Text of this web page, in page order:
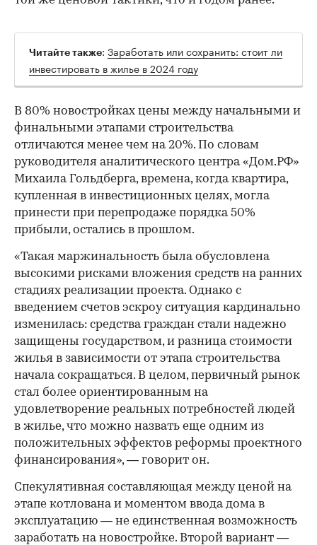
Читайте также: Заработать или сохранить: стоит ли
инвестировать в жилье в 2024 году
В 80% новостройках цены между начальными и
финальными этапами строительства
отличаются менее чем на 20%. По словам
руководителя аналитического центра «Дом.РФ»
Михаила Гольдберга, времена, когда квартира,
купленная в инвестиционных целях, могла
принести при перепродаже порядка 50%
прибыли, остались в прошлом.
«Такая маржинальность была обусловлена
высокими рисками вложения средств на ранних
стадиях реализации проекта. Однако с
введением счетов эскроу ситуация кардинально
изменилась: средства граждан стали надежно
защищены государством, и разница стоимости
жилья в зависимости от этапа строительства
начала сокращаться. В целом, первичный рынок
стал более ориентированным на
удовлетворение реальных потребностей людей
в жилье, что можно назвать еще одним из
положительных эффектов реформы проектного
финансирования», — говорит он.
Спекулятивная составляющая между ценой на
этапе котлована и моментом ввода дома в
эксплуатацию — не единственная возможность
заработать на новостройке. Второй вариант —